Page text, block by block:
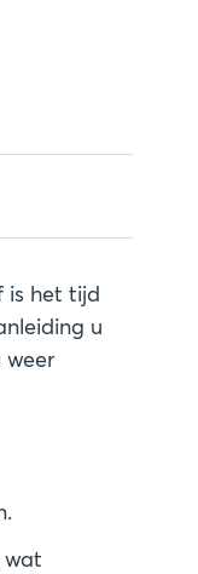
is het tijd
u
wat